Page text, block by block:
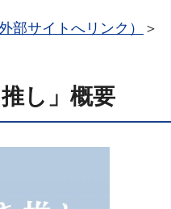
部サイトへリンク） ＞
し」概要